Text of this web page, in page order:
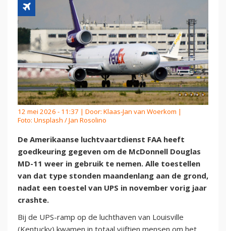
12 mei 2026 - 11:37 | Door: Klaas-Jan van Woerkom |
Foto: Unsplash / Jan Rosolino
De Amerikaanse luchtvaartdienst FAA heeft
goedkeuring gegeven om de McDonnell Douglas
MD-11 weer in gebruik te nemen. Alle toestellen
van dat type stonden maandenlang aan de grond,
nadat een toestel van UPS in november vorig jaar
crashte.
Bij de UPS-ramp op de luchthaven van Louisville